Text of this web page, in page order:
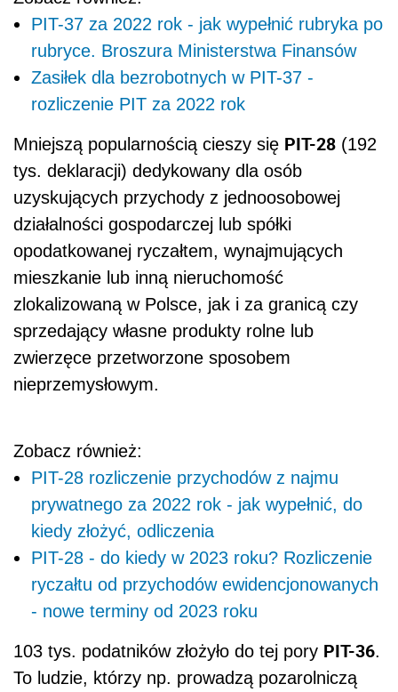
PIT-37 za 2022 rok - jak wypełnić rubryka po
rubryce. Broszura Ministerstwa Finansów
Zasiłek dla bezrobotnych w PIT-37 -
rozliczenie PIT za 2022 rok
Mniejszą popularnością cieszy się PIT-28 (192
tys. deklaracji) dedykowany dla osób
uzyskujących przychody z jednoosobowej
działalności gospodarczej lub spółki
opodatkowanej ryczałtem, wynajmujących
mieszkanie lub inną nieruchomość
zlokalizowaną w Polsce, jak i za granicą czy
sprzedający własne produkty rolne lub
zwierzęce przetworzone sposobem
nieprzemysłowym.
Zobacz również:
PIT-28 rozliczenie przychodów z najmu
prywatnego za 2022 rok - jak wypełnić, do
kiedy złożyć, odliczenia
PIT-28 - do kiedy w 2023 roku? Rozliczenie
ryczałtu od przychodów ewidencjonowanych
- nowe terminy od 2023 roku
103 tys. podatników złożyło do tej pory PIT-36.
To ludzie, którzy np. prowadzą pozarolniczą